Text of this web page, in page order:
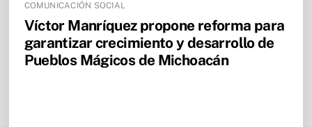
COMUNICACIÓN SOCIAL
Víctor Manríquez propone reforma para
garantizar crecimiento y desarrollo de
Pueblos Mágicos de Michoacán